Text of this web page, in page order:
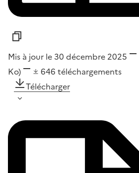
Mis à jour le 30 décembre 2025
Ko)
646 téléchargements
Télécharger